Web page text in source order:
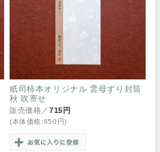
紙司柿本オリジナル 雲母ずり封筒
秋 吹寄せ
販売価格／715円
(本体価格:650円)